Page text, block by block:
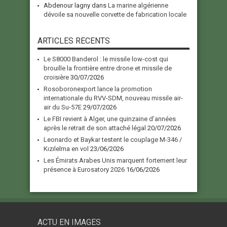
Abdenour lagny dans La marine algérienne
dévoile sa nouvelle corvette de fabrication locale
ARTICLES RECENTS
Le S8000 Banderol : le missile low-cost qui
brouille la frontière entre drone et missile de
croisière 30/07/2026
Rosoboronexport lance la promotion
internationale du RVV-SDM, nouveau missile air-
air du Su-57E 29/07/2026
Le FBI revient à Alger, une quinzaine d’années
après le retrait de son attaché légal 20/07/2026
Leonardo et Baykar testent le couplage M-346 /
Kızılelma en vol 23/06/2026
Les Émirats Arabes Unis marquent fortement leur
présence à Eurosatory 2026 16/06/2026
ACTU EN IMAGES